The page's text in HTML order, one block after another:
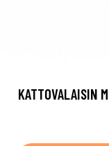
KATTOVALAISIN